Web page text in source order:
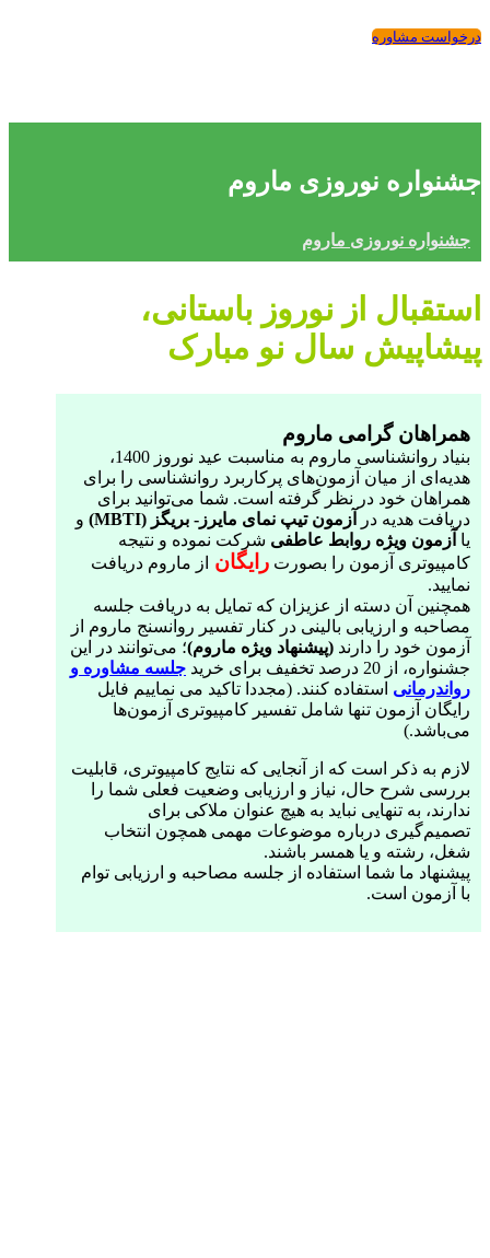
درخواست مشاوره
جشنواره نوروزی ماروم
جشنواره نوروزی ماروم
استقبال از نوروز باستانی،
پیشاپیش سال نو مبارک
همراهان گرامی ماروم
بنیاد روانشناسی ماروم به مناسبت عید نوروز 1400،
هدیه‌ای از میان آزمون‌های پر‌کاربرد روانشناسی را برای
همراهان خود در نظر گرفته است. شما می‌توانید برای
دریافت هدیه در
آزمون تیپ نمای مایرز- بریگز (MBTI)
و
یا آزمون ویژه روابط عاطفی شرکت نموده و نتیجه
کامپیوتری آزمون را بصورت رایگان
از ماروم دریافت
نمایید.
همچنین آن دسته از عزیزان که تمایل به دریافت جلسه
مصاحبه و ارزیابی بالینی در کنار تفسیر روانسنج ماروم از
آزمون خود را دارند (پیشنهاد ویژه ماروم)؛ می‌توانند در این
جشنواره، از 20 درصد تخفیف برای خرید
جلسه مشاوره و
رواندرمانی استفاده کنند. (مجددا تاکید می نماییم فایل
رایگان آزمون تنها شامل تفسیر کامپیوتری آزمون‌ها
می‌باشد.)
لازم به ذکر است که از آنجایی که نتایج کامپیوتری، قابلیت
بررسی شرح حال، نیاز و ارزیابی وضعیت فعلی شما را
ندارند، به تنهایی نباید به هیچ عنوان ملاکی برای
تصمیم‌گیری درباره موضوعات مهمی همچون انتخاب
شغل، رشته و یا همسر باشند.
پیشنهاد ما شما استفاده از جلسه مصاحبه و ارزیابی توام
با آزمون است.